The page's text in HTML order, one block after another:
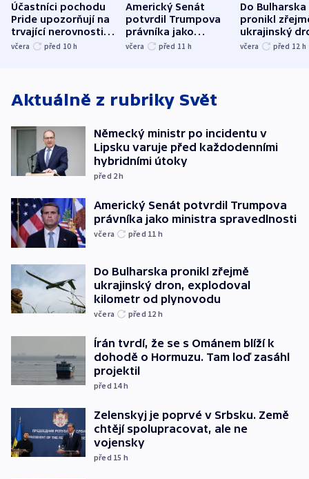
Účastníci pochodu
Pride upozorňují na
trvající nerovnosti i
společenskou
včera před 10 h
Americký Senát
potvrdil Trumpova
právníka jako
ministra
včera před 11 h
Do Bulharska
pronikl
ukrajinský
explodoval
včera před 12 h
Aktuálně z rubriky Svět
Německý ministr po incidentu v
Lipsku varuje před každodenními
hybridními útoky
před 2h
Americký Senát potvrdil Trumpova
právníka jako ministra spravedlnosti
včera před 11 h
Do Bulharska pronikl zřejmě
ukrajinský dron, explodoval
kilometr od plynovodu
včera před 12 h
Írán tvrdí, že se s Ománem blíží k
dohodě o Hormuzu. Tam loď zasáhl
projektil
před 14h
Zelenskyj je poprvé v Srbsku. Země
chtějí spolupracovat, ale ne
vojensky
před 15 h